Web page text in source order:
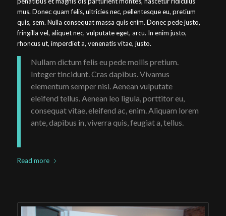
mus. Donec quam felis, ultricies nec, pellentesque eu, pretium
quis, sem. Nulla consequat massa quis enim. Donec pede justo,
fringilla vel, aliquet nec, vulputate eget, arcu. In enim justo,
rhoncus ut, imperdiet a, venenatis vitae, justo.
Nullam dictum felis eu pede mollis pretium.
Integer tincidunt. Cras dapibus. Vivamus
elementum semper nisi. Aenean vulputate
eleifend tellus. Aenean leo ligula, porttitor eu,
consequat vitae, eleifend ac, enim. Aliquam lorem
ante, dapibus in, viverra quis, feugiat a, tellus.
Read more